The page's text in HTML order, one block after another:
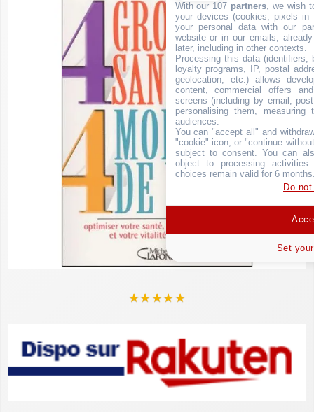
★★★★★
With our 107 partners, we wish
your devices (cookies, pixels
your personal data with our
website or in our emails,
later, including in other contexts.
Processing this data (identifiers,
loyalty programs, IP, postal
geolocation, etc.) allows
content, commercial offers
screens (including by email,
personalising them, measuring
audiences.
You can "accept all" and
"cookie" icon, or "continue
subject to consent. You can
object to processing
choices remain valid for 6
Do
Set